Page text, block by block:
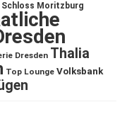
Schloss Moritzburg
Dresden Thalia
Top Lounge Volksbank